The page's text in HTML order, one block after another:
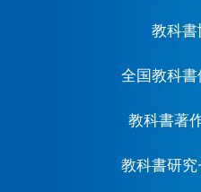
教科書
全国教科書
教科書著
教科書研究